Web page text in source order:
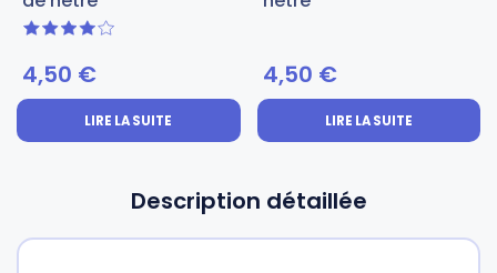
4 sur 5
4,50 €
LIRE LA SUITE
4,50 €
LIRE LA SUITE
Description détaillée